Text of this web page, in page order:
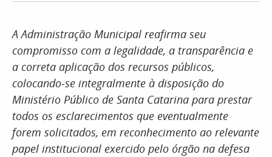
A Administração Municipal reafirma seu
compromisso com a legalidade, a transparência e
a correta aplicação dos recursos públicos,
colocando-se integralmente à disposição do
Ministério Público de Santa Catarina para prestar
todos os esclarecimentos que eventualmente
forem solicitados, em reconhecimento ao relevante
papel institucional exercido pelo órgão na defesa